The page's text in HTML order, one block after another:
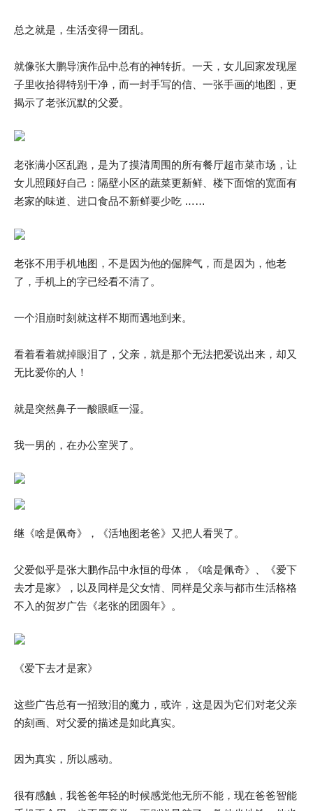
总之就是，生活变得一团乱。
就像张大鹏导演作品中总有的神转折。一天，女儿回家发现屋
子里收拾得特别干净，而一封手写的信、一张手画的地图，更
揭示了老张沉默的父爱。
老张满小区乱跑，是为了摸清周围的所有餐厅超市菜市场，让
女儿照顾好自己：隔壁小区的蔬菜更新鲜、楼下面馆的宽面有
老家的味道、进口食品不新鲜要少吃 ……
老张不用手机地图，不是因为他的倔脾气，而是因为，他老
了，手机上的字已经看不清了。
一个泪崩时刻就这样不期而遇地到来。
看着看着就掉眼泪了，父亲，就是那个无法把爱说出来，却又
无比爱你的人！
就是突然鼻子一酸眼眶一湿。
我一男的，在办公室哭了。
继《啥是佩奇》，《活地图老爸》又把人看哭了。
父爱似乎是张大鹏作品中永恒的母体，《啥是佩奇》、《爱下
去才是家》，以及同样是父女情、同样是父亲与都市生活格格
不入的贺岁广告《老张的团圆年》。
《爱下去才是家》
这些广告总有一招致泪的魔力，或许，这是因为它们对老父亲
的刻画、对父爱的描述是如此真实。
因为真实，所以感动。
很有感触，我爸爸年轻的时候感觉他无所不能，现在爸爸智能